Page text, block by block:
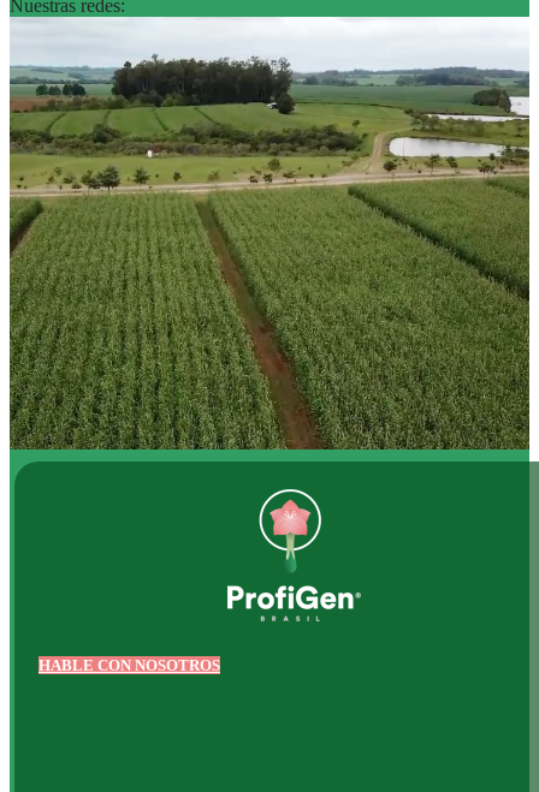
Nuestras redes:
HABLE CON NOSOTROS